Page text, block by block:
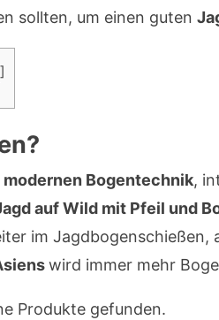
sollten, um einen guten
]
Bogentechnik,
auf Wild mit Pfeil und
im Jagdbogenschießen,
wird immer mehr
Produkte gefunden.